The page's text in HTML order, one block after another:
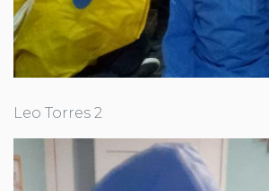
Leo Torres 2